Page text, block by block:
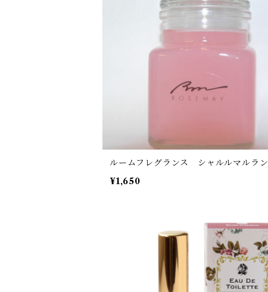
ルームフレグランス シャルルマルラン
¥1,650